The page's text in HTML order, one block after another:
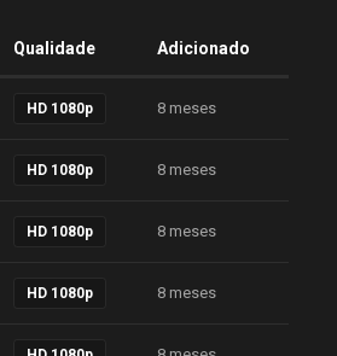
Qualidade Adicionado
HD 1080p 8 meses
HD 1080p 8 meses
HD 1080p 8 meses
HD 1080p 8 meses